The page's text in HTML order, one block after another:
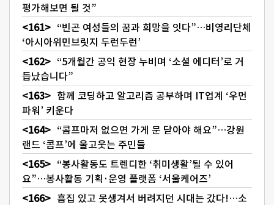
평가해보면 될 것”
“빈곤 여성들의 꿈과 희망을 잇다”…비영리단체
‘아시아위민브릿지 두런두런’
“5개월간 공익 현장 누비며 ‘소셜 에디터’로 거
듭났습니다”
함께 코딩하고 알고리즘 공부하며 IT업계 ‘우먼
파워’ 키운다
“콤프마저 없으면 가게 문 닫아야 해요”…강원
랜드 ‘콤프’에 울고웃는 주민들
“봉사활동도 트렌디한 ‘취미생활’될 수 있어
요”…봉사활동 기획·운영 플랫폼 ‘서울케어즈’
흠집 있고 못생겨서 버려지던 시대는 갔다!…소